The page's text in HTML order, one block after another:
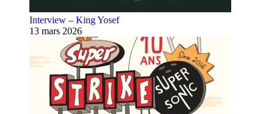
Interview – King Yosef
13 mars 2026